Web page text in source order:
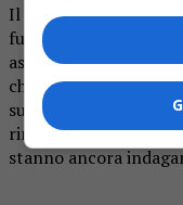
Il delinquente, una
fuggire grazie
aspettando in auto.
che denunciare
sul posto, hanno
rintracciare il ladro
stanno ancora